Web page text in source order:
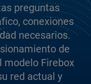
preguntas
conexiones
necesarios.
de
modelo Firebox
red actual y